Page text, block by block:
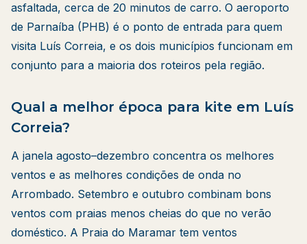
asfaltada, cerca de 20 minutos de carro. O aeroporto
de Parnaíba (PHB) é o ponto de entrada para quem
visita Luís Correia, e os dois municípios funcionam em
conjunto para a maioria dos roteiros pela região.
Qual a melhor época para kite em Luís
Correia?
A janela agosto–dezembro concentra os melhores
ventos e as melhores condições de onda no
Arrombado. Setembro e outubro combinam bons
ventos com praias menos cheias do que no verão
doméstico. A Praia do Maramar tem ventos